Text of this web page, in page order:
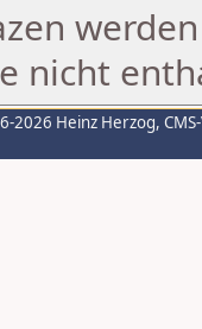
nicht
2026 Heinz Herzog,